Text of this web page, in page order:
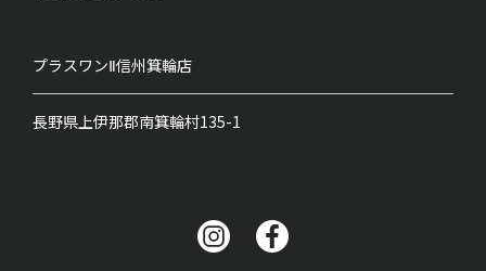
プラスワンⅡ信州箕輪店
長野県上伊那郡南箕輪村135-1